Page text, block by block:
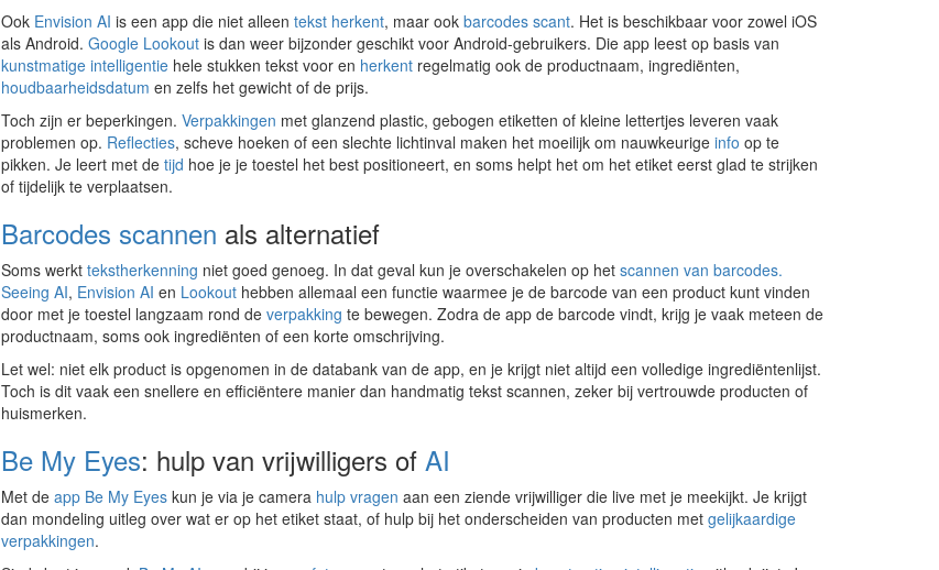
Ook Envision AI is een app die niet alleen tekst herkent, maar ook barcodes scant. Het is beschikbaar voor zowel iOS
als Android. Google Lookout is dan weer bijzonder geschikt voor Android-gebruikers. Die app leest op basis van
kunstmatige intelligentie hele stukken tekst voor en herkent regelmatig ook de productnaam, ingrediënten,
houdbaarheidsdatum en zelfs het gewicht of de prijs.
Toch zijn er beperkingen. Verpakkingen met glanzend plastic, gebogen etiketten of kleine lettertjes leveren vaak
problemen op. Reflecties, scheve hoeken of een slechte lichtinval maken het moeilijk om nauwkeurige info op te
pikken. Je leert met de tijd hoe je je toestel het best positioneert, en soms helpt het om het etiket eerst glad te strijken
of tijdelijk te verplaatsen.
Barcodes scannen als alternatief
Soms werkt tekstherkenning niet goed genoeg. In dat geval kun je overschakelen op het scannen van barcodes.
Seeing AI, Envision AI en Lookout hebben allemaal een functie waarmee je de barcode van een product kunt vinden
door met je toestel langzaam rond de verpakking te bewegen. Zodra de app de barcode vindt, krijg je vaak meteen de
productnaam, soms ook ingrediënten of een korte omschrijving.
Let wel: niet elk product is opgenomen in de databank van de app, en je krijgt niet altijd een volledige ingrediëntenlijst.
Toch is dit vaak een snellere en efficiëntere manier dan handmatig tekst scannen, zeker bij vertrouwde producten of
huismerken.
Be My Eyes: hulp van vrijwilligers of AI
Met de app Be My Eyes kun je via je camera hulp vragen aan een ziende vrijwilliger die live met je meekijkt. Je krijgt
dan mondeling uitleg over wat er op het etiket staat, of hulp bij het onderscheiden van producten met gelijkaardige
verpakkingen.